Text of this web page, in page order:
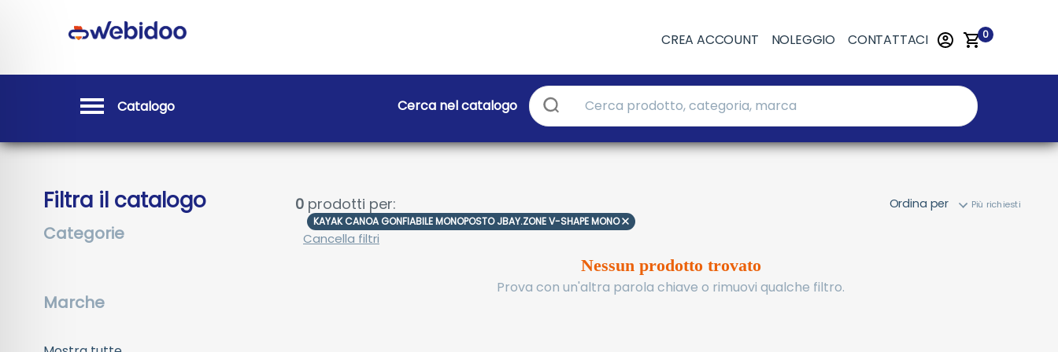
CREA ACCOUNT NOLEGGIO CONTATTACI 0
Catalogo Cerca nel catalogo
Filtra il catalogo
Categorie
Marche
0 prodotti per:
KAYAK CANOA GONFIABILE MONOPOSTO JBAY.ZONE V-SHAPE MONO
Cancella filtri
Ordina per
Nessun prodotto trovato
Prova con un'altra parola chiave o rimuovi qualche filtro.